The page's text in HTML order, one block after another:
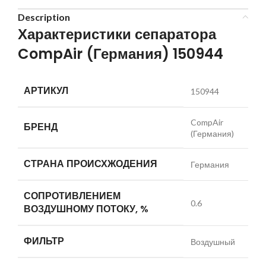
Description
Характеристики сепаратора
CompAir (Германия) 150944
АРТИКУЛ 150944
БРЕНД
CompAir
(Германия)
СТРАНА ПРОИСХЖОДЕНИЯ Германия
СОПРОТИВЛЕНИЕМ
ВОЗДУШНОМУ ПОТОКУ, %
0.6
ФИЛЬТР Воздушный